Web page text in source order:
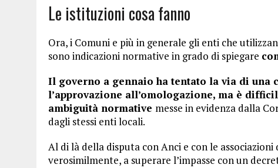
Le istituzioni cosa fanno
Ora, i Comuni e più in generale gli enti che
sono indicazioni normative in grado di spiegare
Il governo a gennaio ha tentato la via di una
l’approvazione all’omologazione, ma è
ambiguità normative messe in evidenza dalla
dagli stessi enti locali.
Al di là della disputa con Anci e con le
verosimilmente, a superare l’impasse con un